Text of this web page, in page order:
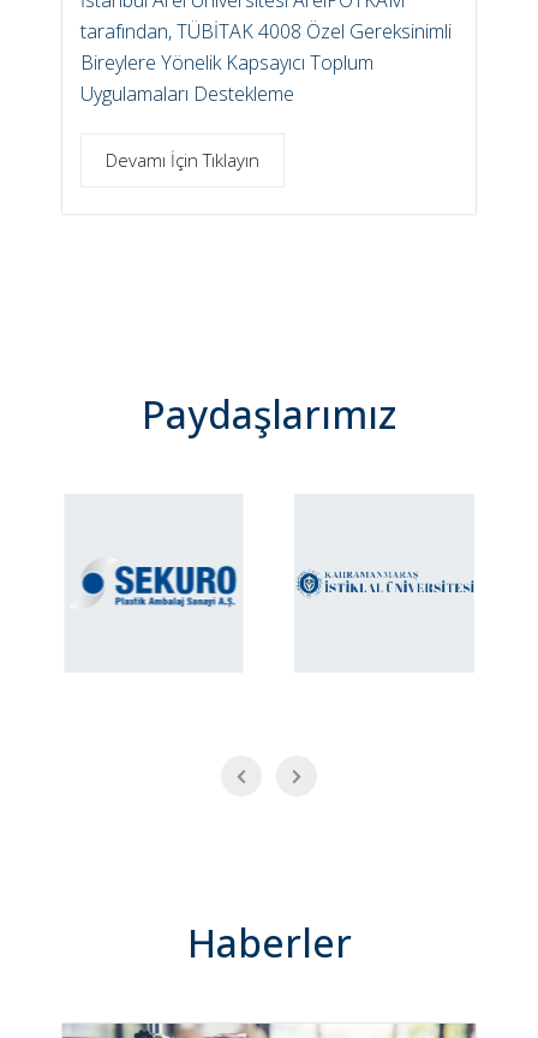
tarafından, TÜBİTAK 4008 Özel Gereksinimli
Bireylere Yönelik Kapsayıcı Toplum
Uygulamaları Destekleme
Devamı İçin Tıklayın
Paydaşlarımız
Haberler